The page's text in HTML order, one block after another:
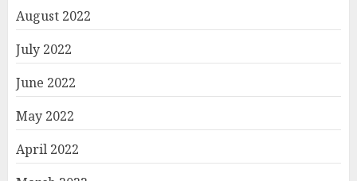
August 2022
July 2022
June 2022
May 2022
April 2022